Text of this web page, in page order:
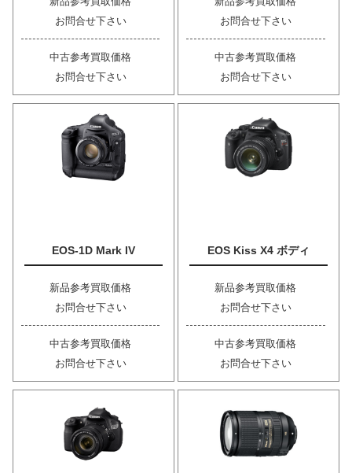
お問合せ下さい
中古参考買取価格
お問合せ下さい
お問合せ下さい
中古参考買取価格
お問合せ下さい
EOS-1D Mark IV
新品参考買取価格
お問合せ下さい
中古参考買取価格
お問合せ下さい
EOS Kiss X4 ボディ
新品参考買取価格
お問合せ下さい
中古参考買取価格
お問合せ下さい